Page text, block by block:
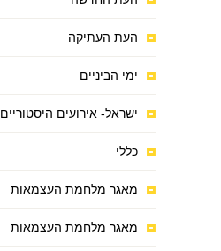
העת העתיקה
ימי הביניים
ישראל- אירועים היסטוריים
כללי
מאגר מלחמת העצמאות
מאגר מלחמת העצמאות